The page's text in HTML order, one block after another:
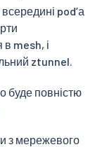
podʼа
mesh, і
ztunnel.
буде повністю
з мережевого